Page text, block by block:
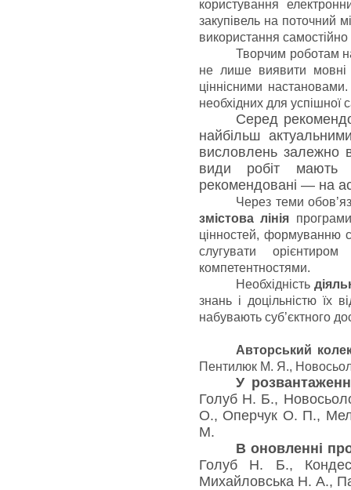
користування
закупівель на поточний
використання
Творчим роботам
не лише виявити мовні
ціннісними
необхідних для успішної
Серед
найбільш
висловлень залежно
види робіт мають
рекомендовані — на
Через теми
змістова лінія
цінностей, формуванню
слугувати
компетентностями.
Необхідність
знань і доцільністю їх
набувають суб’єктного
Авторський
Пентилюк М. Я.,
У
Голуб Н. Б.,
О., Оперчук О. П.,
М.
В оновленні
Голуб Н. Б.,
Михайловська Н. А.,